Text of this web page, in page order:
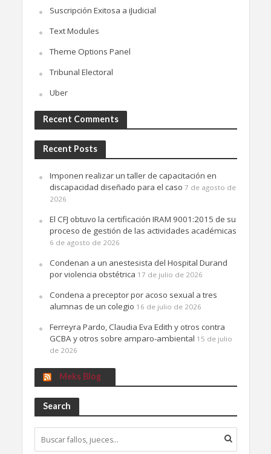
Suscripción Exitosa a iJudicial
Text Modules
Theme Options Panel
Tribunal Electoral
Uber
Recent Comments
Recent Posts
Imponen realizar un taller de capacitación en
discapacidad diseñado para el caso 7 de agosto de
2026
El CFJ obtuvo la certificación IRAM 9001:2015 de su
proceso de gestión de las actividades académicas
6 de agosto de 2026
Condenan a un anestesista del Hospital Durand
por violencia obstétrica 17 de julio de 2026
Condena a preceptor por acoso sexual a tres
alumnas de un colegio 16 de julio de 2026
Ferreyra Pardo, Claudia Eva Edith y otros contra
GCBA y otros sobre amparo-ambiental 15 de julio
de 2026
Meks Blog
Search